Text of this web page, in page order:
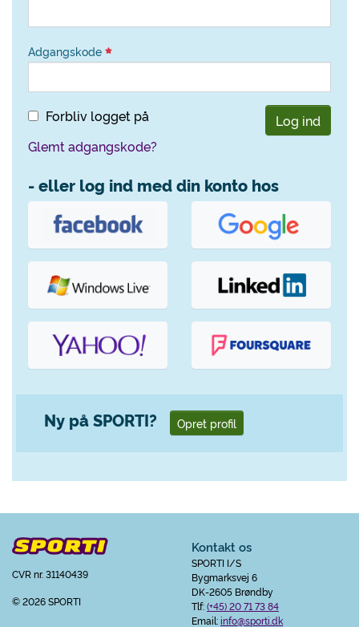
Adgangskode
Forbliv logget på
Log ind
Glemt adgangskode?
- eller log ind med din konto hos
Ny på SPORTI? Opret profil
CVR nr. 31140439
© 2026 SPORTI
Kontakt os
SPORTI I/S
Bygmarksvej 6
DK-2605 Brøndby
Tlf:(+45) 20 71 73 84
Email:info@sporti.dk